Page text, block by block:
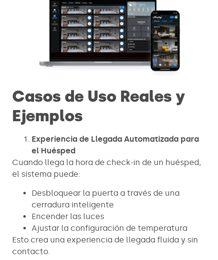
Casos de Uso Reales y
Ejemplos
Experiencia de Llegada Automatizada para
el Huésped
Cuando llega la hora de check-in de un huésped,
el sistema puede:
Desbloquear la puerta a través de una
cerradura inteligente
Encender las luces
Ajustar la configuración de temperatura
Esto crea una experiencia de llegada fluida y sin
contacto.